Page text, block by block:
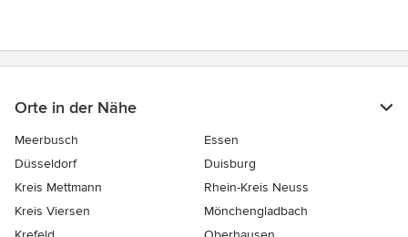
Orte in der Nähe
Meerbusch
Essen
Düsseldorf
Duisburg
Kreis Mettmann
Rhein-Kreis Neuss
Kreis Viersen
Mönchengladbach